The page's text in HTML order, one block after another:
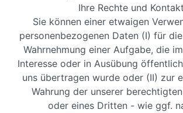
Ihre Rechte und Kontakt
Sie können einer etwaigen
personenbezogenen Daten (I) für
Wahrnehmung einer Aufgabe, die
Interesse oder in Ausübung
uns übertragen wurde oder (II) zur
Wahrung der unserer
oder eines Dritten - wie ggf.